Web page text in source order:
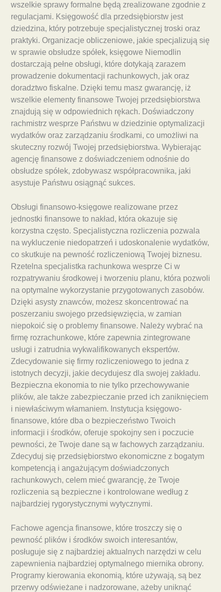
wszelkie sprawy formalne będą zrealizowane zgodnie z
regulacjami. Księgowość dla przedsiębiorstw jest
dziedzina, który potrzebuje specjalistycznej troski oraz
praktyki. Organizacje obliczeniowe, jakie specjalizują się
w sprawie obsłudze spółek, księgowe Niemodlin
dostarczają pełne obsługi, które dotykają zarazem
prowadzenie dokumentacji rachunkowych, jak oraz
doradztwo fiskalne. Dzięki temu masz gwarancję, iż
wszelkie elementy finansowe Twojej przedsiębiorstwa
znajdują się w odpowiednich rękach. Doświadczony
rachmistrz wesprze Państwu w dziedzinie optymalizacji
wydatków oraz zarządzaniu środkami, co umożliwi na
skuteczny rozwój Twojej przedsiębiorstwa. Wybierając
agencję finansowe z doświadczeniem odnośnie do
obsłudze spółek, zdobywasz współpracownika, jaki
asystuje Państwu osiągnąć sukces.
Obsługi finansowo-księgowe realizowane przez
jednostki finansowe to nakład, która okazuje się
korzystna często. Specjalistyczna rozliczenia pozwala
na wykluczenie niedopatrzeń i udoskonalenie wydatków,
co skutkuje na pewność rozliczeniową Twojej biznesu.
Rzetelna specjalistka rachunkowa wesprze Ci w
rozpatrywaniu środkowej i tworzeniu planu, która pozwoli
na optymalne wykorzystanie przygotowanych zasobów.
Dzięki asysty znawców, możesz skoncentrować na
poszerzaniu swojego przedsięwzięcia, w zamian
niepokoić się o problemy finansowe. Należy wybrać na
firmę rozrachunkowe, które zapewnia zintegrowane
usługi i zatrudnia wykwalifikowanych ekspertów.
Zdecydowanie się firmy rozliczeniowego to jedna z
istotnych decyzji, jakie decydujesz dla swojej zakładu.
Bezpieczna ekonomia to nie tylko przechowywanie
plików, ale także zabezpieczanie przed ich zaniknięciem
i niewłaściwym włamaniem. Instytucja księgowo-
finansowe, które dba o bezpieczeństwo Twoich
informacji i środków, oferuje spokojny sen i poczucie
pewności, że Twoje dane są w fachowych zarządzaniu.
Zdecyduj się przedsiębiorstwo ekonomiczne z bogatym
kompetencją i angażującym doświadczonych
rachunkowych, celem mieć gwarancję, że Twoje
rozliczenia są bezpieczne i kontrolowane według z
najbardziej rygorystycznymi wytycznymi.
Fachowe agencja finansowe, które troszczy się o
pewność plików i środków swoich interesantów,
posługuje się z najbardziej aktualnych narzędzi w celu
zapewnienia najbardziej optymalnego miernika obrony.
Programy kierowania ekonomią, które używają, są bez
przerwy odświeżane i nadzorowane, ażeby uniknąć